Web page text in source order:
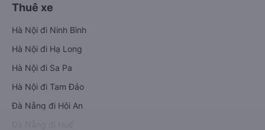
Thuê xe
Hà Nội đi Ninh Bình
Hà Nội đi Hạ Long
Hà Nội đi Sa Pa
Hà Nội đi Tam Đảo
Đà Nẵng đi Hội An